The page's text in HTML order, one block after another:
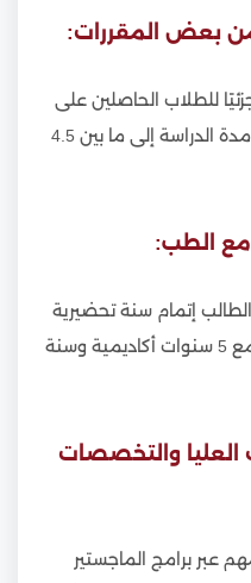
بعض المقررات:
للطلاب الحاصلين على
بكالوريوس تمريض مما يقلل مدة الدراسة إلى ما بين 4.5
مع الطب:
إتمام سنة تحضيرية
ليصبح المسار سنة تحضيرية مع 5 سنوات أكاديمية وسنة
العليا والتخصصات
عبر برامج الماجستير